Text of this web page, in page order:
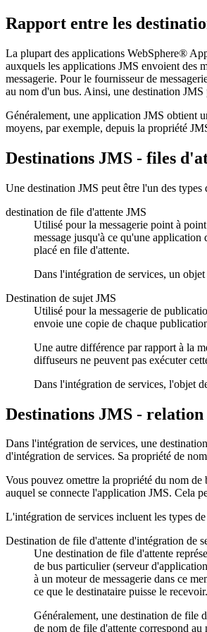
Rapport entre les
La plupart des applications WebSphere®
auxquels les applications JMS envoient des
messagerie. Pour le fournisseur de
au nom d'un bus. Ainsi, une destination
Généralement, une application JMS obtient
moyens, par exemple, depuis la propriété
Destinations JMS - files
Une destination JMS peut être l'un des types
destination de file d'attente JMS
Utilisé pour la messagerie point à
message jusqu'à ce qu'une application
placé en file d'attente.
Dans l'intégration de services, un
Destination de sujet JMS
Utilisé pour la messagerie de
envoie une copie de chaque
Une autre différence par rapport à la
diffuseurs ne peuvent pas exécuter
Dans l'intégration de services, l'objet
Destinations JMS -
Dans l'intégration de services, une
d'intégration de services. Sa propriété de
Vous pouvez omettre la propriété du nom
auquel se connecte l'application JMS. Cela
L'intégration de services incluent les types
Destination de file d'attente d'intégration de
Une destination de file d'attente
de bus particulier (serveur
à un moteur de messagerie dans ce
ce que le destinataire puisse le recevoir.
Généralement, une destination de file
de nom de file d'attente correspond